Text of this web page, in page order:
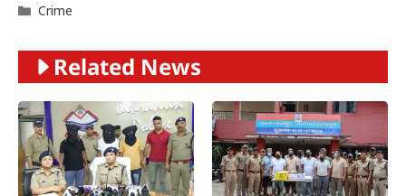
Categories
Crime
Related News